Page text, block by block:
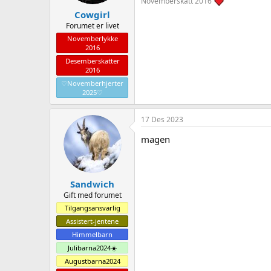
Cowgirl
Forumet er livet
Novemberlykke
2016
Desemberskatter
2016
♡Novemberhjerter
2025♡
Sandwich
Gift med forumet
Tilgangsansvarlig
Assistert-jentene
Himmelbarn
Julibarna2024☀️
Augustbarna2024
17 Des 2023
magen